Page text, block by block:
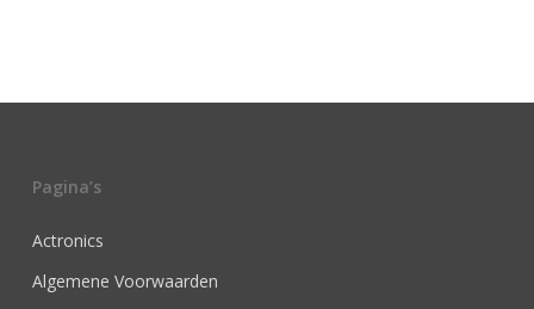
Pagina’s
Actronics
Algemene Voorwaarden